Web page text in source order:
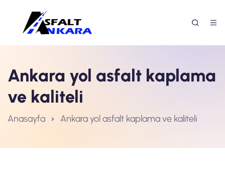
Ankara yol asfalt kaplama
ve kaliteli
Anasayfa Ankara yol asfalt kaplama ve kaliteli